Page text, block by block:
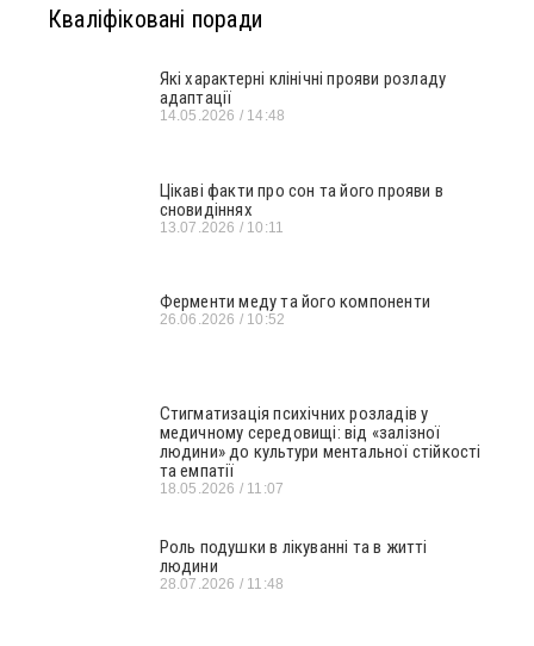
Кваліфіковані поради
Які характерні клінічні прояви розладу
адаптації
14.05.2026 14:48
Цікаві факти про сон та його прояви в
сновидіннях
13.07.2026 10:11
Ферменти меду та його компоненти
26.06.2026 10:52
Стигматизація психічних розладів у
медичному середовищі: від «залізної
людини» до культури ментальної стійкості
та емпатії
18.05.2026 11:07
Роль подушки в лікуванні та в житті
людини
28.07.2026 11:48